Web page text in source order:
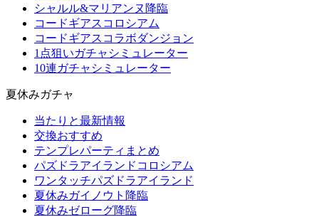
シャルル&マリアンヌ降臨
コードギアスコロシアム
コードギアスコラボダンジョン
1点狙いガチャシミュレーター
10連ガチャシミュレーター
夏休みガチャ
当たりと最新情報
交換おすすめ
テンプレパーティまとめ
パズドラアイランドコロシアム
ワンタッチパズドラアイランド
夏休みガイノウト降臨
夏休みゼローグ降臨